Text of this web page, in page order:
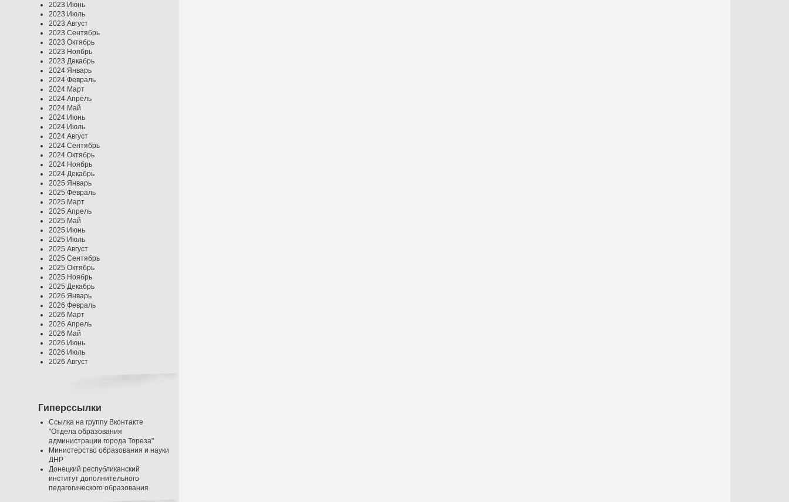
2023 Июнь
2023 Июль
2023 Август
2023 Сентябрь
2023 Октябрь
2023 Ноябрь
2023 Декабрь
2024 Январь
2024 Февраль
2024 Март
2024 Апрель
2024 Май
2024 Июнь
2024 Июль
2024 Август
2024 Сентябрь
2024 Октябрь
2024 Ноябрь
2024 Декабрь
2025 Январь
2025 Февраль
2025 Март
2025 Апрель
2025 Май
2025 Июнь
2025 Июль
2025 Август
2025 Сентябрь
2025 Октябрь
2025 Ноябрь
2025 Декабрь
2026 Январь
2026 Февраль
2026 Март
2026 Апрель
2026 Май
2026 Июнь
2026 Июль
2026 Август
Гиперссылки
Ссылка на группу Вконтакте
"Отдела образования
администрации города Тореза"
Министерство образования и науки
ДНР
Донецкий республиканский
институт дополнительного
педагогического образования